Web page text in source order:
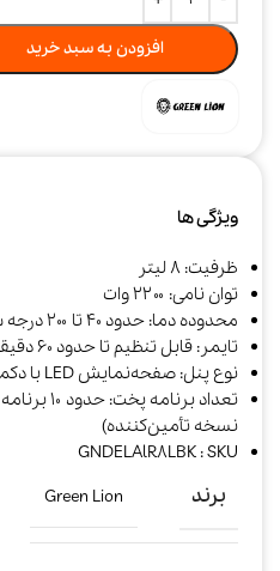
افزودن به سبد خرید
ویژگی ها
ظرفیت: ۸ لیتر
توان نامی: ۲۲۰۰ وات
محدوده دما: حدود ۴۰ تا ۲۰۰ درجه سانتی‌گراد
تایمر: قابل تنظیم تا حدود ۶۰ دقیقه
نوع پنل: صفحه‌نمایش LED با دکمه‌های لمسی (Touch Screen)
تعداد
نسخه تأمین‌کننده)
GNDELAlR8LBK : SKU
برند Green Lion